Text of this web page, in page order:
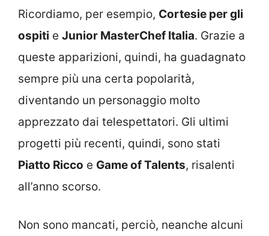
Ricordiamo, per esempio, Cortesie per gli
ospiti e Junior MasterChef Italia. Grazie a
queste apparizioni, quindi, ha guadagnato
sempre più una certa popolarità,
diventando un personaggio molto
apprezzato dai telespettatori. Gli ultimi
progetti più recenti, quindi, sono stati
Piatto Ricco e Game of Talents, risalenti
all’anno scorso.
Non sono mancati, perciò, neanche alcuni